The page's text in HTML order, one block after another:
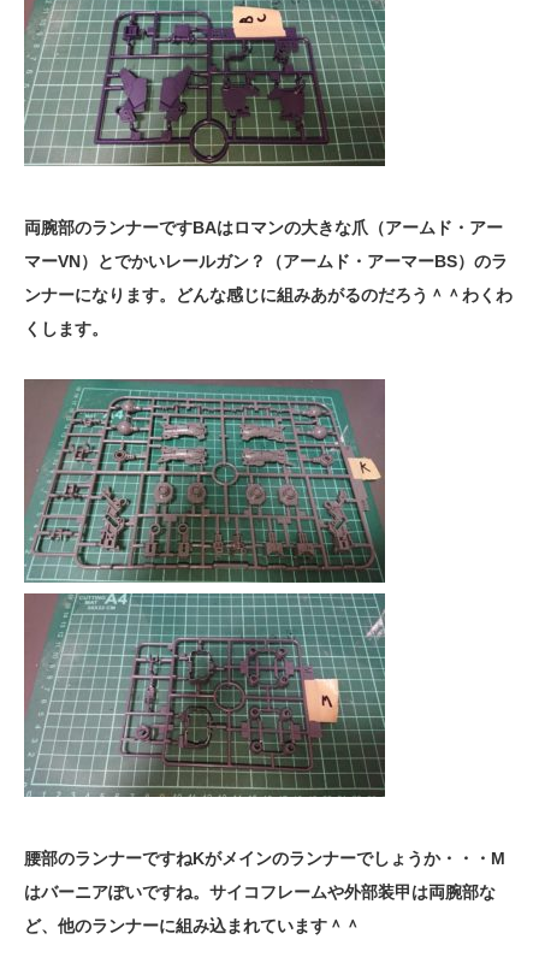
両腕部のランナーですBAはロマンの大きな爪（アームド・アー
マーVN）とでかいレールガン？（アームド・アーマーBS）のラ
ンナーになります。どんな感じに組みあがるのだろう＾＾わくわ
くします。
腰部のランナーですねKがメインのランナーでしょうか・・・M
はバーニアぽいですね。サイコフレームや外部装甲は両腕部な
ど、他のランナーに組み込まれています＾＾